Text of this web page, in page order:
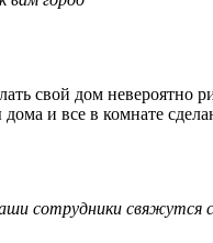
свой дом невероятно
и все в комнате
сотрудники свяжутся с